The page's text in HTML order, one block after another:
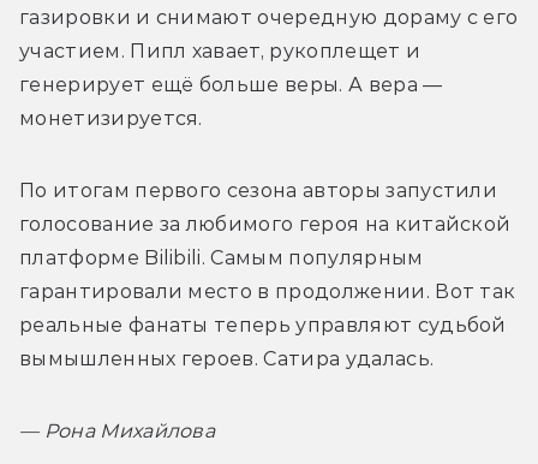
газировки и снимают очередную дораму с его
участием. Пипл хавает, рукоплещет и
генерирует ещё больше веры. А вера —
монетизируется.
По итогам первого сезона авторы запустили
голосование за любимого героя на китайской
платформе Bilibili. Самым популярным
гарантировали место в продолжении. Вот так
реальные фанаты теперь управляют судьбой
вымышленных героев. Сатира удалась.
— Рона Михайлова